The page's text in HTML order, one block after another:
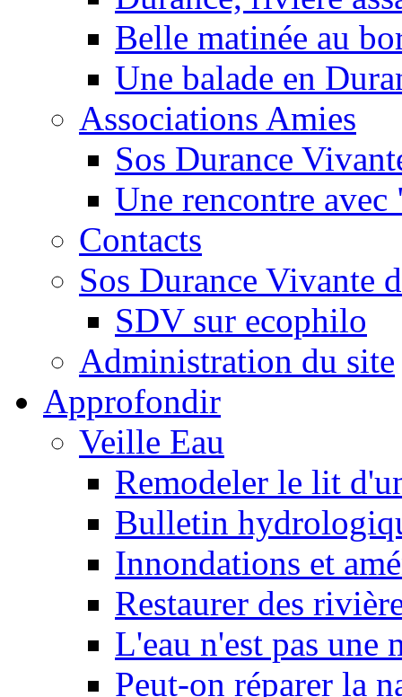
Belle matinée au
Une balade en
Associations Amies
Sos Durance
Une rencontre
Contacts
Sos Durance Vivante
SDV sur ecophilo
Administration du site
Approfondir
Veille Eau
Remodeler le lit
Bulletin
Innondations et
Restaurer des
L'eau n'est pas une
Peut-on réparer la